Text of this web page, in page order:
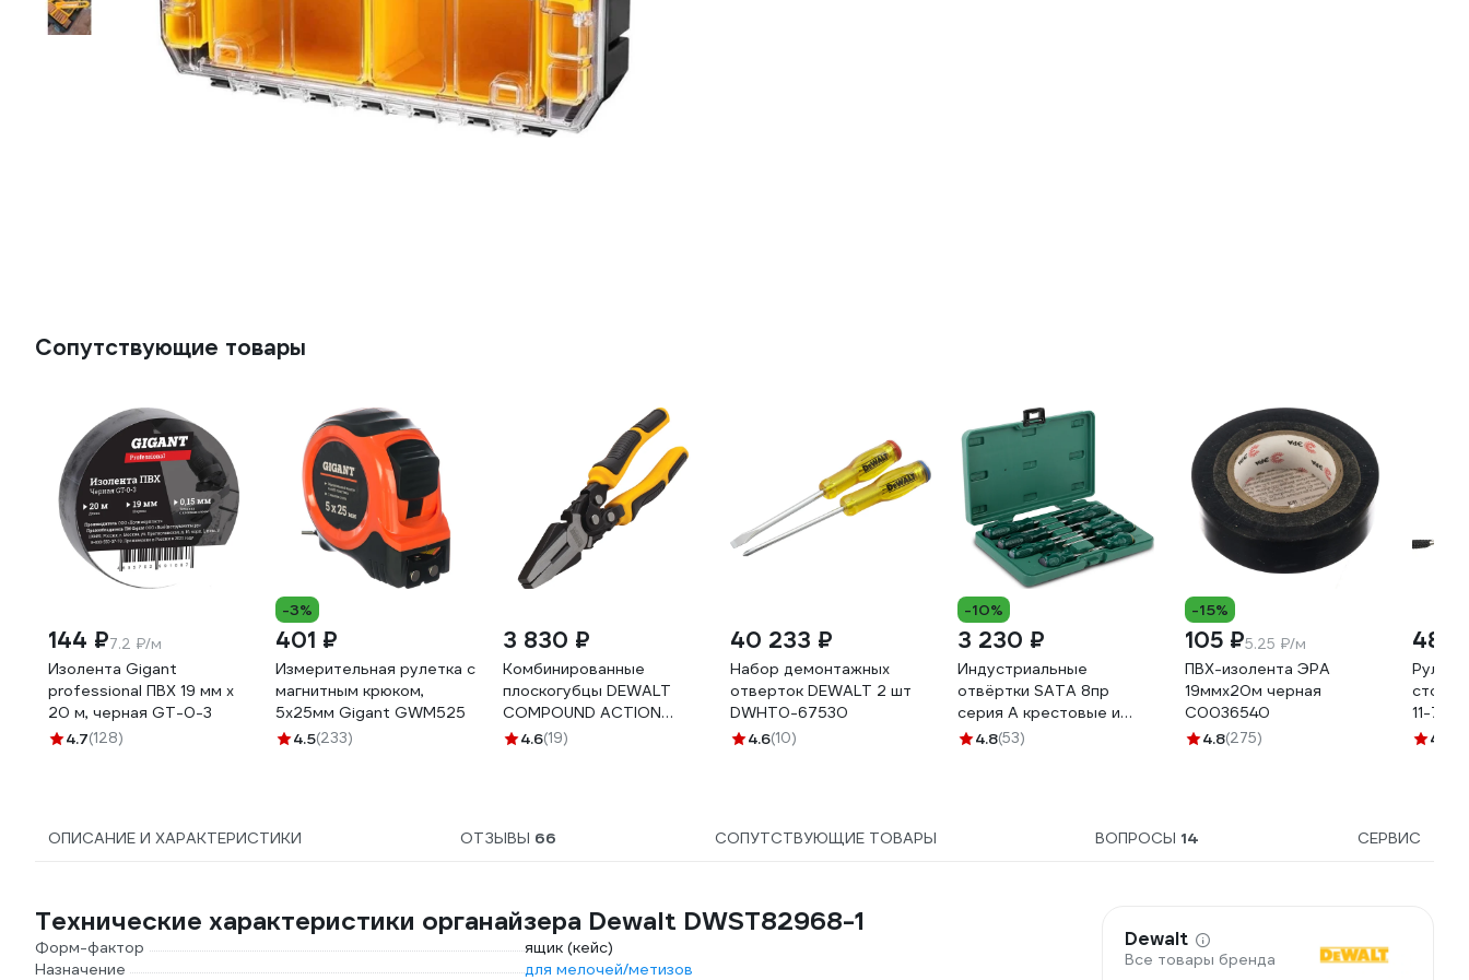
Сопутствующие товары
144 ₽7.2 ₽/м
Изолента Gigant
professional ПВХ 19 мм х
20 м, черная GT-0-3
4.7(128)
-3%
401 ₽
Измерительная рулетка с
магнитным крюком,
5x25мм Gigant GWM525
4.5(233)
3 830 ₽
Комбинированные
плоскогубцы DEWALT
COMPOUND ACTION
DWHT0-70276
4.6(19)
40 233 ₽
Набор демонтажных
отверток DEWALT 2 шт
DWHT0-67530
4.6(10)
-10%
3 230 ₽
Индустриальные
отвёртки SATA 8пр
серия А крестовые и
плоские. Повышенный
4.8(53)
-15%
105 ₽5.25 ₽/м
ПВХ-изолента ЭРА
19ммх20м черная
C0036540
4.8(275)
483
11-70
4.6
ОПИСАНИЕ И ХАРАКТЕРИСТИКИ ОТЗЫВЫ 66 СОПУТСТВУЮЩИЕ ТОВАРЫ ВОПРОСЫ 14 СЕРВИС
Технические характеристики органайзера Dewalt DWST82968-1
Форм-фактор
ящик (кейс)
Назначение
для мелочей/метизов
Dewalt
Все товары бренда